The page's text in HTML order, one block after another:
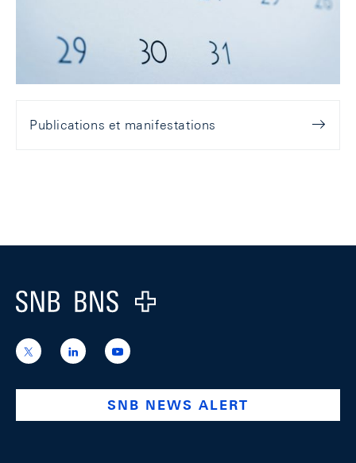
Publications et manifestations
Footer
Logo
https://x.com/snb_bns
https://ch.linkedin.com/company/swiss-
national-
https://www.youtube.com/
SNB NEWS ALERT